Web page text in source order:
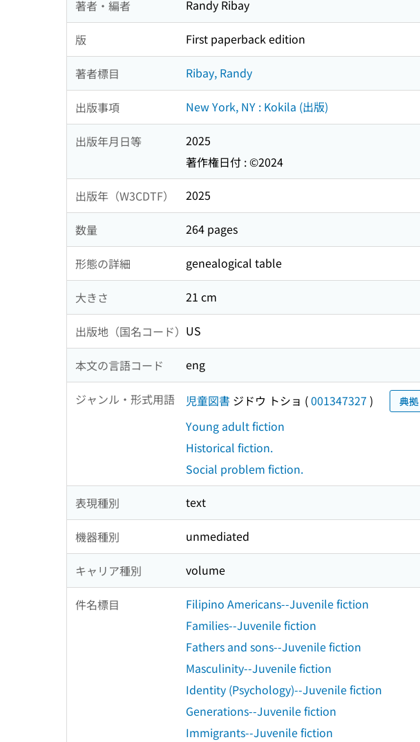
著者・編者 Randy Ribay
版 First paperback edition
著者標目 Ribay, Randy
出版事項 New York, NY : Kokila (出版)
出版年月日等
2025
著作権日付 : ©2024
出版年（W3CDTF） 2025
数量 264 pages
形態の詳細 genealogical table
大きさ 21 cm
出版地（国名コード） US
本文の言語コード eng
ジャンル・形式用語 児童図書 ジドウ トショ (001347327 ) 典拠
Young adult fiction
Historical fiction.
Social problem fiction.
表現種別 text
機器種別 unmediated
キャリア種別 volume
件名標目
Filipino Americans--Juvenile fiction
Families--Juvenile fiction
Fathers and sons--Juvenile fiction
Masculinity--Juvenile fiction
Identity (Psychology)--Juvenile fiction
Generations--Juvenile fiction
Immigrants--Juvenile fiction